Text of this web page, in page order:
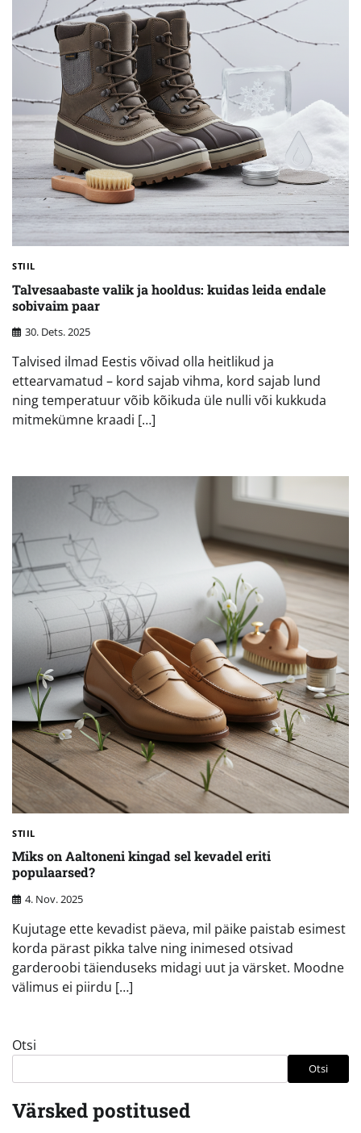
STIIL
Talvesaabaste valik ja hooldus: kuidas leida endale
sobivaim paar
30. Dets. 2025
Talvised ilmad Eestis võivad olla heitlikud ja
ettearvamatud – kord sajab vihma, kord sajab lund
ning temperatuur võib kõikuda üle nulli või kukkuda
mitmekümne kraadi […]
STIIL
Miks on Aaltoneni kingad sel kevadel eriti
populaarsed?
4. Nov. 2025
Kujutage ette kevadist päeva, mil päike paistab esimest
korda pärast pikka talve ning inimesed otsivad
garderoobi täienduseks midagi uut ja värsket. Moodne
välimus ei piirdu […]
Otsi
Otsi
Värsked postitused